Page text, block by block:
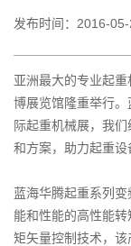
发布时间： 2016-
亚洲最大的专业起
博展览馆隆重举行
际起重机械展，我
和方案，助力起重设
蓝海华腾起重系列
能和性能的高性能
矩矢量控制技术，